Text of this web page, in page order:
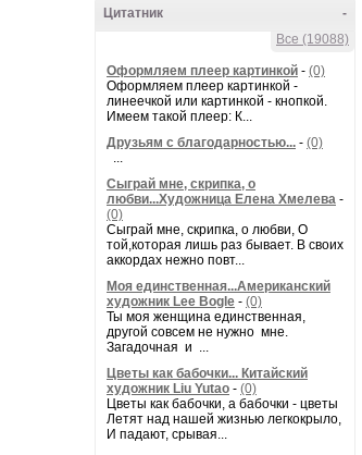
-
Цитатник
Все (19088)
Оформляем плеер картинкой - (0)
Оформляем плеер картинкой -
линеечкой или картинкой - кнопкой.
Имеем такой плеер: К...
Друзьям с благодарностью... - (0)
...
Сыграй мне, скрипка, о
любви...Художница Елена Хмелева -
(0)
Сыграй мне, скрипка, о любви, О
той,которая лишь раз бывает. В своих
аккордах нежно повт...
Моя единственная...Американский
художник Lee Bogle - (0)
Ты моя женщина единственная,
другой совсем не нужно мне.
Загадочная и ...
Цветы как бабочки... Китайский
художник Liu Yutao - (0)
Цветы как бабочки, а бабочки - цветы
Летят над нашей жизнью легкокрыло,
И падают, срывая...